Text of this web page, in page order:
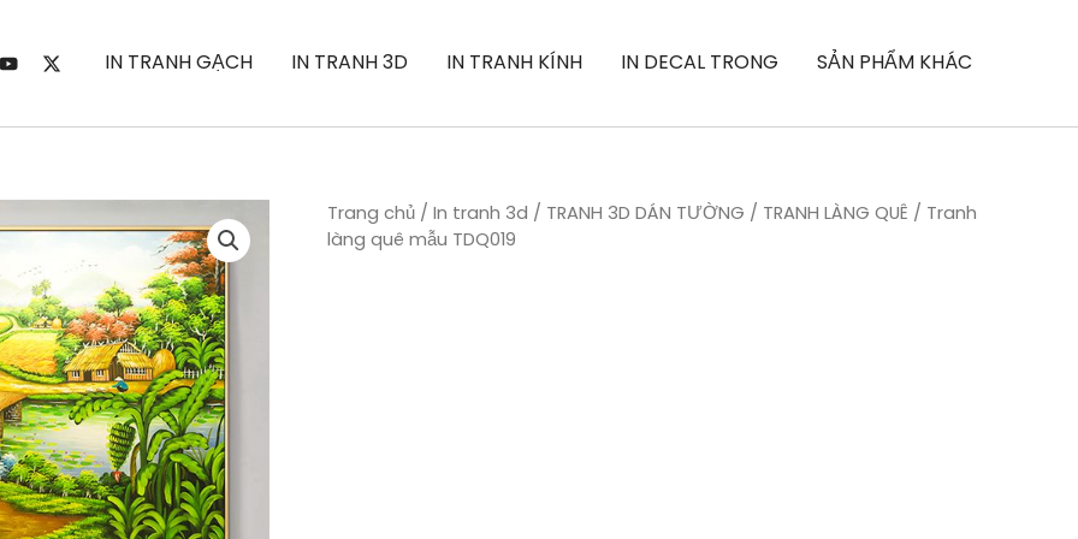
IN TRANH GẠCH IN TRANH 3D IN TRANH KÍNH IN DECAL TRONG SẢN PHẨM KHÁC
Trang chủ / In tranh 3d / TRANH 3D DÁN TƯỜNG / TRANH LÀNG QUÊ / Tranh
làng quê mẫu TDQ019